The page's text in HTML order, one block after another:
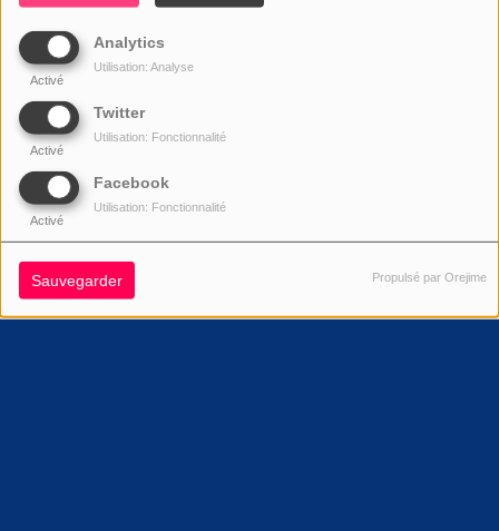
Analytics
Activé
Utilisation: Analyse
Twitter
Activé
Utilisation: Fonctionnalité
Facebook
Activé
Utilisation: Fonctionnalité
Sauvegarder Propulsé par Orejime